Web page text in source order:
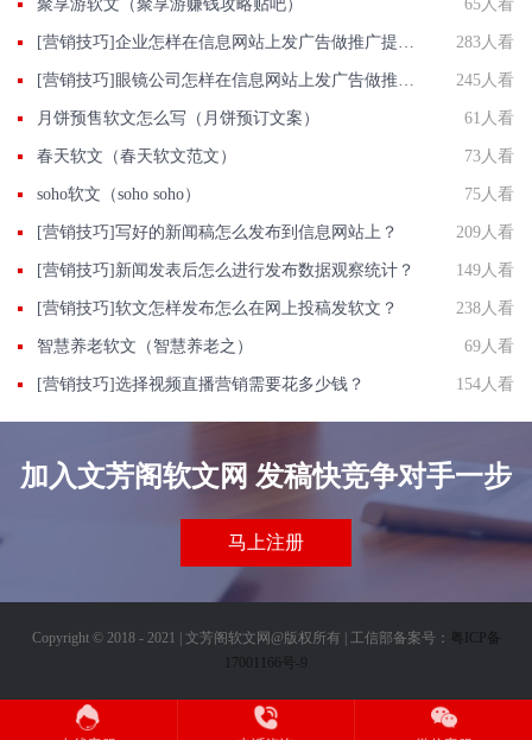
聚享游软文（聚享游赚钱攻略贴吧） 65人看
[营销技巧]企业怎样在信息网站上发广告做推广提高企业产品知名度呢? 283人看
[营销技巧]眼镜公司怎样在信息网站上发广告做推广提高产品知名度呢 245人看
月饼预售软文怎么写（月饼预订文案） 61人看
春天软文（春天软文范文） 73人看
soho软文（soho soho） 75人看
[营销技巧]写好的新闻稿怎么发布到信息网站上？ 209人看
[营销技巧]​新闻发表后怎么进行发布数据观察统计？ 149人看
[营销技巧]软文怎样发布怎么在网上投稿发软文？ 238人看
智慧养老软文（智慧养老之） 69人看
[营销技巧]选择视频直播营销需要花多少钱？ 154人看
加入文芳阁软文网 发稿快竞争对手一步
马上注册
Copyright © 2018 - 2021 | 文芳阁软文网@版权所有 | 工信部备案号： 粤ICP备
17001166号-9